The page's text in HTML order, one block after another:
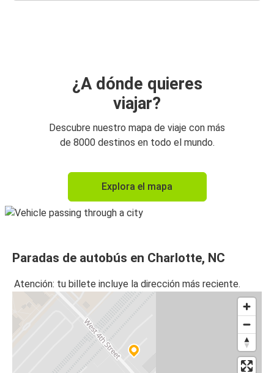
¿A dónde quieres
viajar?
Descubre nuestro mapa de viaje con más
de 8000 destinos en todo el mundo.
Explora el mapa
Paradas de autobús en Charlotte, NC
Atención: tu billete incluye la dirección más reciente.